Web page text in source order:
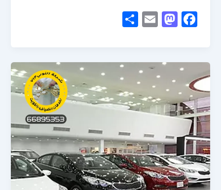
F
ac
b
o
ok
M
as
d
o
n
E
m
e